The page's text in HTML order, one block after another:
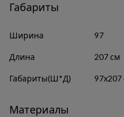
Габариты
Ширина 97
Длина 207 см
Габариты(Ш*Д) 97х207
Материалы